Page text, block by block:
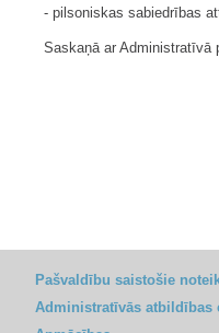
- pilsoniskas sabiedrības
Saskaņā ar Administratīvā
Pašvaldību saistošie
Administratīvās atbildības